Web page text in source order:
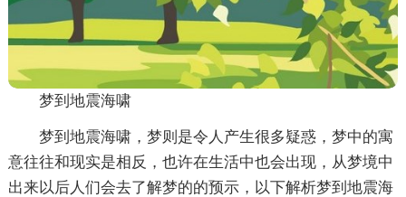
梦到地震海啸
梦到地震海啸，梦则是令人产生很多疑惑，梦中的寓
意往往和现实是相反，也许在生活中也会出现，从梦境中
出来以后人们会去了解梦的的预示，以下解析梦到地震海